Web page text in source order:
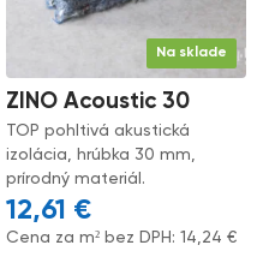
Na sklade
ZINO Acoustic 30
TOP pohltivá akustická
izolácia, hrúbka 30 mm,
prírodný materiál.
12,61 €
Cena za m² bez DPH: 14,24 €